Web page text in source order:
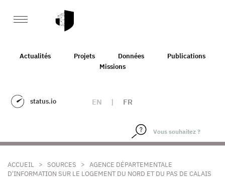
Actualités Projets Données
Publications
Missions
status.io EN | FR
ACCUEIL > SOURCES > AGENCE DÉPARTEMENTALE
D'INFORMATION SUR LE LOGEMENT DU NORD ET DU PAS DE CALAIS